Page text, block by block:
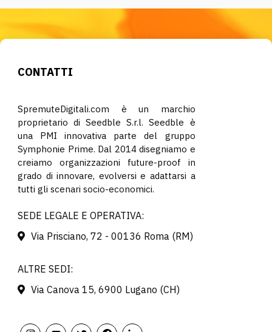
CONTATTI
SpremuteDigitali.com è un marchio
proprietario di Seedble S.r.l. Seedble è
una PMI innovativa parte del gruppo
Symphonie Prime. Dal 2014 disegniamo e
creiamo organizzazioni future-proof in
grado di innovare, evolversi e adattarsi a
tutti gli scenari socio-economici.
SEDE LEGALE E OPERATIVA:
Via Prisciano, 72 - 00136 Roma (RM)
ALTRE SEDI:
Via Canova 15, 6900 Lugano (CH)